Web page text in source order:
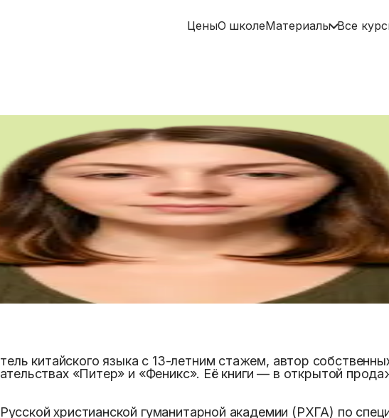
ЦеныО школеМатериалы Все
китайского языка с 13-летним стажем, автор
«Питер» и «Феникс». Её книги — в открытой
христианской гуманитарной академии (РХГА) по